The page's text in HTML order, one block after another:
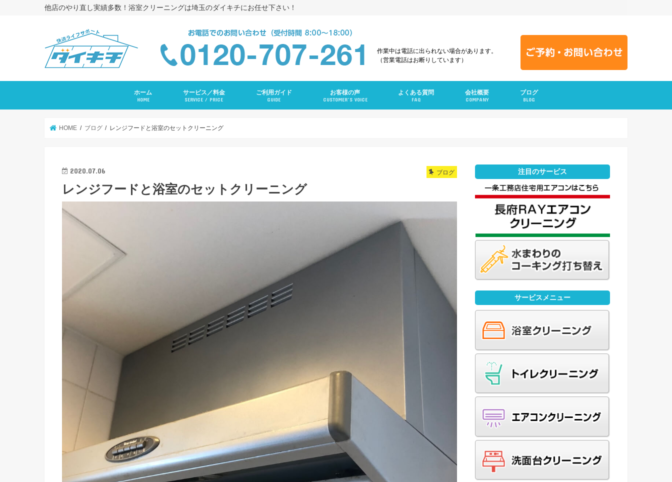
他店のやり直し実績多数！浴室クリーニングは埼玉のダイキチにお任せ下さい！
作業中は電話に出られない場合があります。
（営業電話はお断りしています）
ホーム
HOME
サービス／料金
SERVICE / PRICE
ご利用ガイド
GUIDE
お客様の声
CUSTOMER’S VOICE
よくある質問
FAQ
会社概要
COMPANY
ブログ
BLOG
HOME ブログ レンジフードと浴室のセットクリーニング
ブログ
2020.07.06
レンジフードと浴室のセットクリーニング
注目のサービス
サービスメニュー